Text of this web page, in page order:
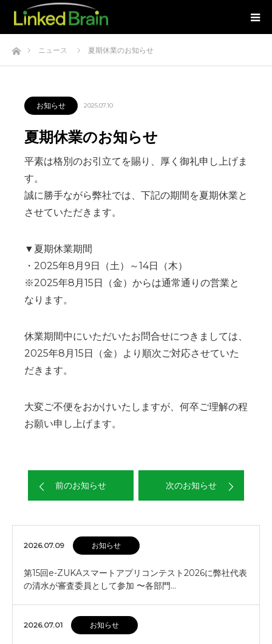
ホームニュース 夏期休業のお知らせ
お知らせ 2025.07.10
夏期休業のお知らせ
平素は格別のお引立てを賜り、厚く御礼申し上げま
す。
誠に勝手ながら弊社では、下記の期間を夏期休業と
させていただきます。
▼夏期休業期間
・2025年8月9日（土）～14日（木）
※2025年8月15日（金）からは通常通りの営業と
なります。
休業期間中にいただいたお問合せにつきましては、
2025年8月15日（金）より順次ご対応させていた
だきます。
大変ご不便をおかけいたしますが、何卒ご理解の程
お願い申し上げます。
前のお知らせ 次のお知らせ
2026.07.09 お知らせ
第15回e-ZUKAスマートアプリコンテスト2026に弊社代表
の清水が審査委員として参加 〜各部門…
2026.07.01 お知らせ